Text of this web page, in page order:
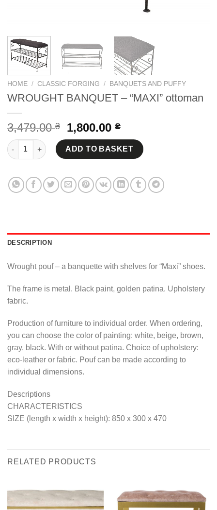
HOME / CLASSIC FORGING / BANQUETS AND PUFFY
WROUGHT BANQUET – “MAXI” ottoman
3,479.00₴
Original
price
was:
3,479.00 ₴.
1,800.00₴Current
price
is:
1,800.00 ₴.
WROUGHT BANQUET - "MAXI" ottoman quantity
ADD TO BASKET
DESCRIPTION
Wrought pouf – a banquette with shelves for “Maxi” shoes.
The frame is metal. Black paint, golden patina. Upholstery
fabric.
Production of furniture to individual order. When ordering,
you can choose the color of painting: white, beige, brown,
gray, black. With or without patina. Choice of upholstery:
eco-leather or fabric. Pouf can be made according to
individual dimensions.
Descriptions
CHARACTERISTICS
SIZE (length x width x height): 850 x 300 x 470
RELATED PRODUCTS